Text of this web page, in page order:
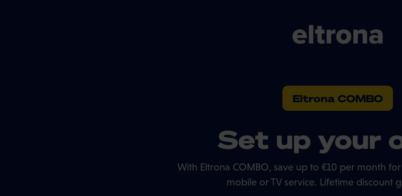
Eltrona COMBO
Set up your
With Eltrona COMBO, save up to €10 per month
mobile or TV service. Lifetime discount